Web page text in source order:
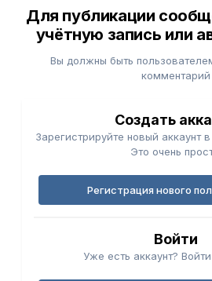
Для публикации
учётную запись или
Вы должны быть
комментарий
Создать
Зарегистрируйте новый аккаунт
Это очень
Регистрация нового
Войти
Уже есть аккаунт?